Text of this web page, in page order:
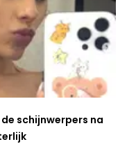
schijnwerpers na